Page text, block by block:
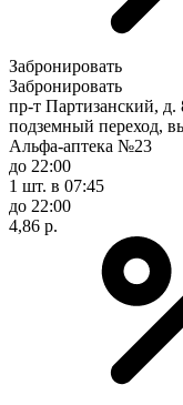
Забронировать
Забронировать
пр-т Партизанский, д.
подземный переход,
Альфа-аптека №23
до 22:00
1 шт. в 07:45
до 22:00
4,86 р.